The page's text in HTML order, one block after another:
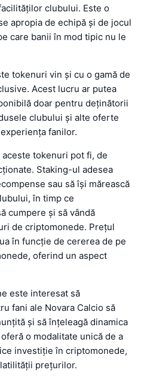
clubului. Este o
apropia de echipă și de jocul
care banii în mod tipic nu le
tokenuri vin și cu o gamă de
Acest lucru ar putea
doar pentru deținătorii
clubului și alte oferte
fanilor.
tokenuri pot fi, de
Staking-ul adesea
sau să își mărească
în timp ce
cumpere și să vândă
de criptomonede. Prețul
în funcție de cererea de pe
oferind un aspect
este interesat să
fani ale Novara Calcio să
și să înțeleagă dinamica
o modalitate unică de a
investiție în criptomonede,
prețurilor.